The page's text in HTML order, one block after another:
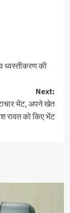
ध्वस्तीकरण की
Next:
भेंट, अपने खेत
रावत को किए भेंट